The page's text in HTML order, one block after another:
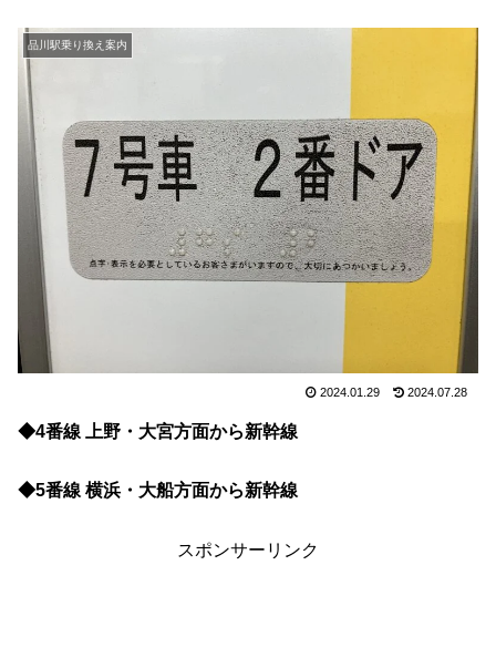
品川駅乗り換え案内
2024.01.29 2024.07.28
◆4番線 上野・大宮方面から新幹線
◆5番線 横浜・大船方面から新幹線
スポンサーリンク